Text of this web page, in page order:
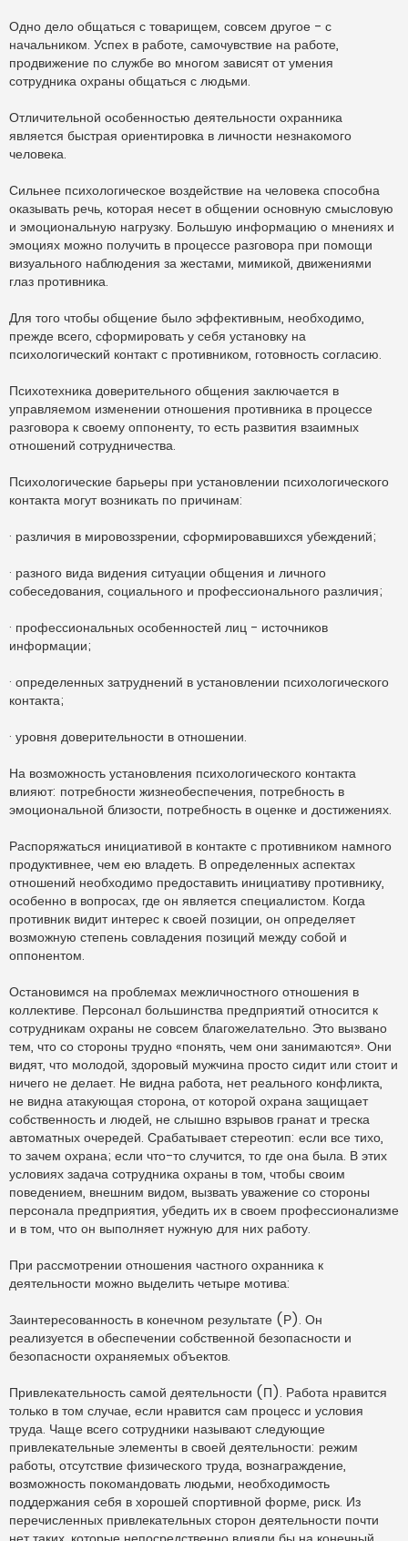
Одно дело общаться с товарищем, совсем другое - с
начальником. Успех в работе, самочувствие на работе,
продвижение по службе во многом зависят от умения
сотрудника охраны общаться с людьми.
Отличительной особенностью деятельности охранника
является быстрая ориентировка в личности незнакомого
человека.
Сильнее психологическое воздействие на человека способна
оказывать речь, которая несет в общении основную смысловую
и эмоциональную нагрузку. Большую информацию о мнениях и
эмоциях можно получить в процессе разговора при помощи
визуального наблюдения за жестами, мимикой, движениями
глаз противника.
Для того чтобы общение было эффективным, необходимо,
прежде всего, сформировать у себя установку на
психологический контакт с противником, готовность согласию.
Психотехника доверительного общения заключается в
управляемом изменении отношения противника в процессе
разговора к своему оппоненту, то есть развития взаимных
отношений сотрудничества.
Психологические барьеры при установлении психологического
контакта могут возникать по причинам:
· различия в мировоззрении, сформировавшихся убеждений;
· разного вида видения ситуации общения и личного
собеседования, социального и профессионального различия;
· профессиональных особенностей лиц - источников
информации;
· определенных затруднений в установлении психологического
контакта;
· уровня доверительности в отношении.
На возможность установления психологического контакта
влияют: потребности жизнеобеспечения, потребность в
эмоциональной близости, потребность в оценке и достижениях.
Распоряжаться инициативой в контакте с противником намного
продуктивнее, чем ею владеть. В определенных аспектах
отношений необходимо предоставить инициативу противнику,
особенно в вопросах, где он является специалистом. Когда
противник видит интерес к своей позиции, он определяет
возможную степень совладения позиций между собой и
оппонентом.
Остановимся на проблемах межличностного отношения в
коллективе. Персонал большинства предприятий относится к
сотрудникам охраны не совсем благожелательно. Это вызвано
тем, что со стороны трудно «понять, чем они занимаются». Они
видят, что молодой, здоровый мужчина просто сидит или стоит и
ничего не делает. Не видна работа, нет реального конфликта,
не видна атакующая сторона, от которой охрана защищает
собственность и людей, не слышно взрывов гранат и треска
автоматных очередей. Срабатывает стереотип: если все тихо,
то зачем охрана; если что-то случится, то где она была. В этих
условиях задача сотрудника охраны в том, чтобы своим
поведением, внешним видом, вызвать уважение со стороны
персонала предприятия, убедить их в своем профессионализме
и в том, что он выполняет нужную для них работу.
При рассмотрении отношения частного охранника к
деятельности можно выделить четыре мотива:
Заинтересованность в конечном результате (Р). Он
реализуется в обеспечении собственной безопасности и
безопасности охраняемых объектов.
Привлекательность самой деятельности (П). Работа нравится
только в том случае, если нравится сам процесс и условия
труда. Чаще всего сотрудники называют следующие
привлекательные элементы в своей деятельности: режим
работы, отсутствие физического труда, вознаграждение,
возможность покомандовать людьми, необходимость
поддержания себя в хорошей спортивной форме, риск. Из
перечисленных привлекательных сторон деятельности почти